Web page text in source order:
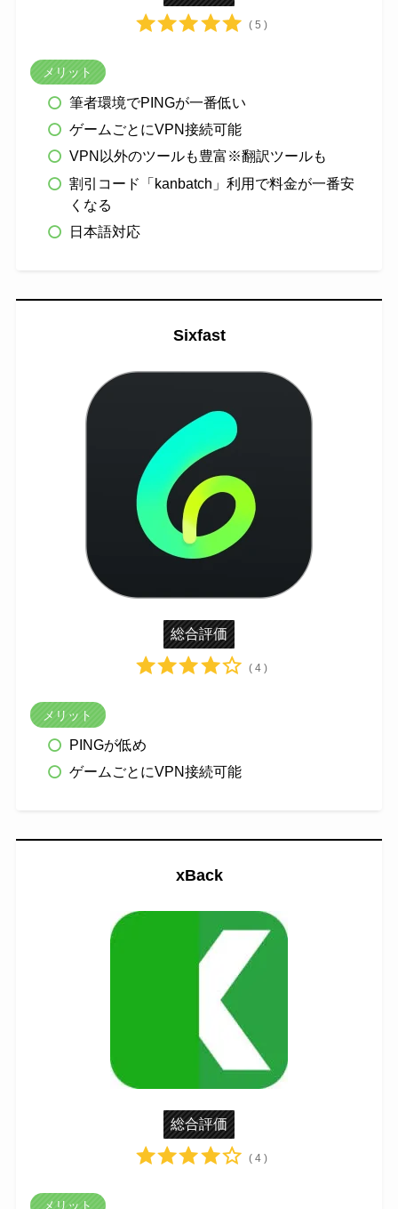
( 5 )
メリット
筆者環境でPINGが一番低い
ゲームごとにVPN接続可能
VPN以外のツールも豊富※翻訳ツールも
割引コード「kanbatch」利用で料金が一番安
くなる
日本語対応
Sixfast
総合評価
( 4 )
メリット
PINGが低め
ゲームごとにVPN接続可能
xBack
総合評価
( 4 )
メリット